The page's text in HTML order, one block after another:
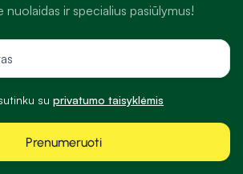
nuolaidas ir specialius pasiūlymus!
su privatumo taisyklėmis
Prenumeruoti